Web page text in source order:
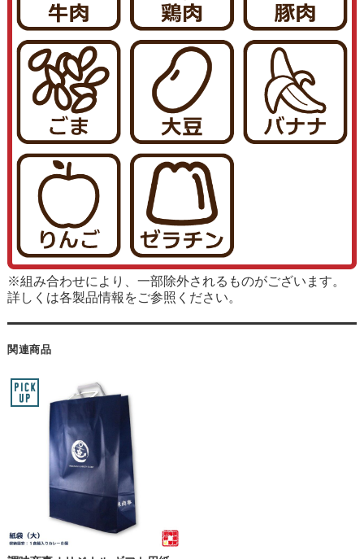
※組み合わせにより、一部除外されるものがございます。
詳しくは各製品情報をご参照ください。
関連商品